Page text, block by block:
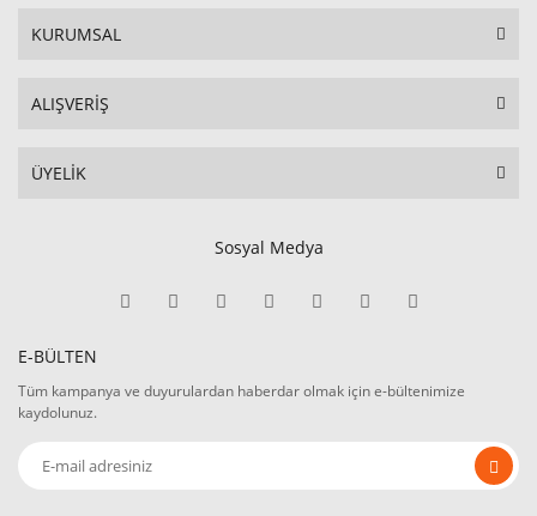
KURUMSAL
ALIŞVERİŞ
ÜYELİK
Sosyal Medya
E-BÜLTEN
Tüm kampanya ve duyurulardan haberdar olmak için e-bültenimize
kaydolunuz.